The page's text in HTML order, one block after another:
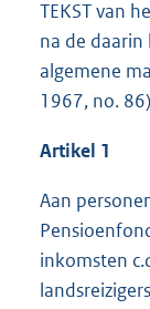
TEKST van
na de
algemene
1967, no.
Artikel 1
Aan
inkomsten